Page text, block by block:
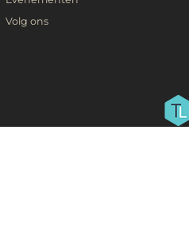
Volg ons